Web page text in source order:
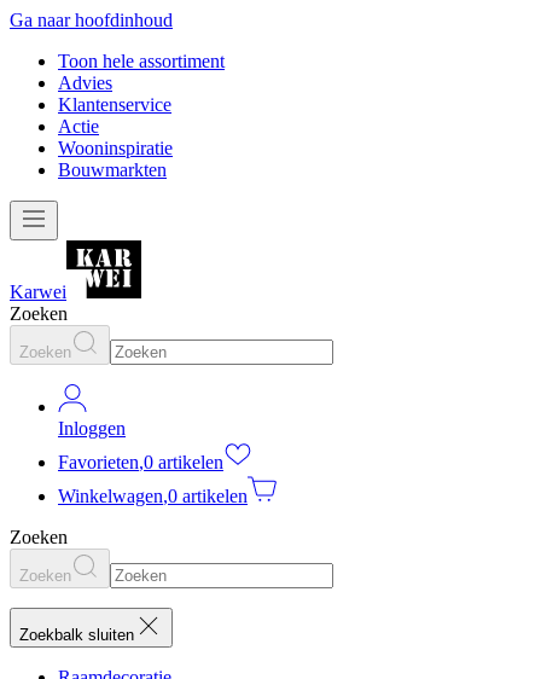
Ga naar hoofdinhoud
Toon hele assortiment
Advies
Klantenservice
Actie
Wooninspiratie
Bouwmarkten
Karwei
Zoeken
Zoeken
Inloggen
Favorieten,0 artikelen
Winkelwagen,0 artikelen
Zoeken
Zoeken
Zoekbalk sluiten